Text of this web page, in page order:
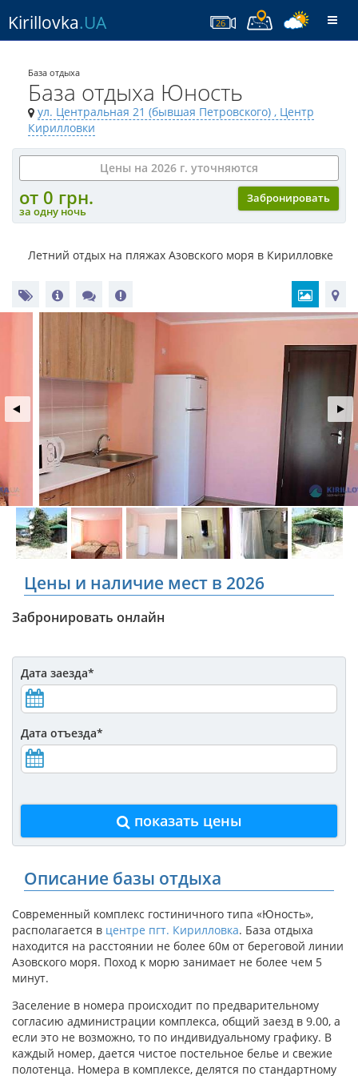
Kirillovka.UA 26
База отдыха
База отдыха Юность
ул. Центральная 21 (бывшая Петровского) , Центр
Кирилловки
Цены на 2026 г. уточняются
Забронировать
от 0 грн.
за одну ночь
Летний отдых на пляжах Азовского моря в Кирилловке
Цены и наличие мест в 2026
Забронировать онлайн
Дата заезда*
Дата отъезда*
показать цены
Описание базы отдыха
Современный комплекс гостиничного типа «Юность»,
располагается в центре пгт. Кирилловка. База отдыха
находится на расстоянии не более 60м от береговой линии
Азовского моря. Поход к морю занимает не более чем 5
минут.
Заселение в номера происходит по предварительному
согласию администрации комплекса, общий заезд в 9.00, а
если это не возможно, то по индивидуальному графику. В
каждый номер, дается чистое постельное белье и свежие
полотенца. Номера в комплексе, делятся по стандартному